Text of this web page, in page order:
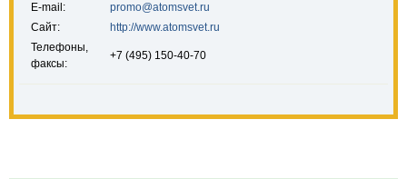
E-mail:
promo@atomsvet.ru
Сайт:
http://www.atomsvet.ru
Телефоны,
факсы:
+7 (495) 150-40-70